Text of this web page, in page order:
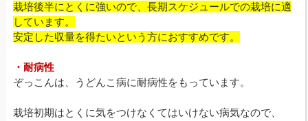
栽培後半にとくに強いので、長期スケジュールでの栽培に適
しています。
安定した収量を得たいという方におすすめです。
・耐病性
ぞっこんは、うどんこ病に耐病性をもっています。
栽培初期はとくに気をつけなくてはいけない病気なので、